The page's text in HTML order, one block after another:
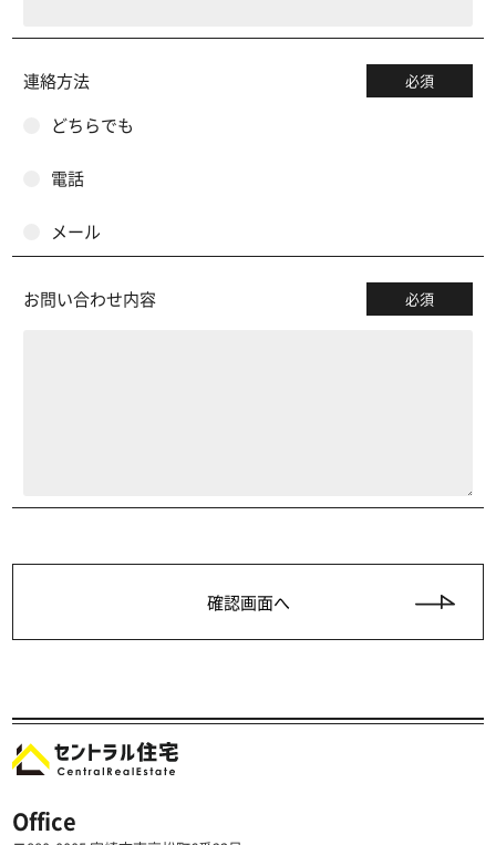
連絡方法 必須
どちらでも
電話
メール
お問い合わせ内容 必須
Office